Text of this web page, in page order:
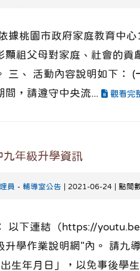
據桃園市政府家庭教育中
顯祖父母對家庭、社會的
三、 活動內容說明如下：
間，請遵守中央流...
觀看完
九年級升學資訊
員 -輔導室公告 | 2021-06-24 | 點閱
以下連結（https://
升學作業說明網"內。 請九
生年月日」，以免事後學